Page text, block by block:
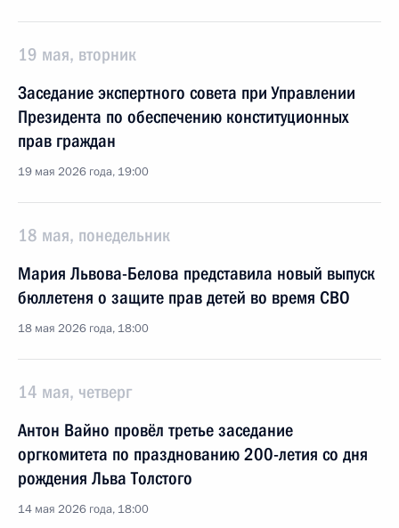
19 мая, вторник
Заседание экспертного совета при Управлении
Президента по обеспечению конституционных
прав граждан
19 мая 2026 года, 19:00
18 мая, понедельник
Мария Львова-Белова представила новый выпуск
бюллетеня о защите прав детей во время СВО
18 мая 2026 года, 18:00
14 мая, четверг
Антон Вайно провёл третье заседание
оргкомитета по празднованию 200-летия со дня
рождения Льва Толстого
14 мая 2026 года, 18:00